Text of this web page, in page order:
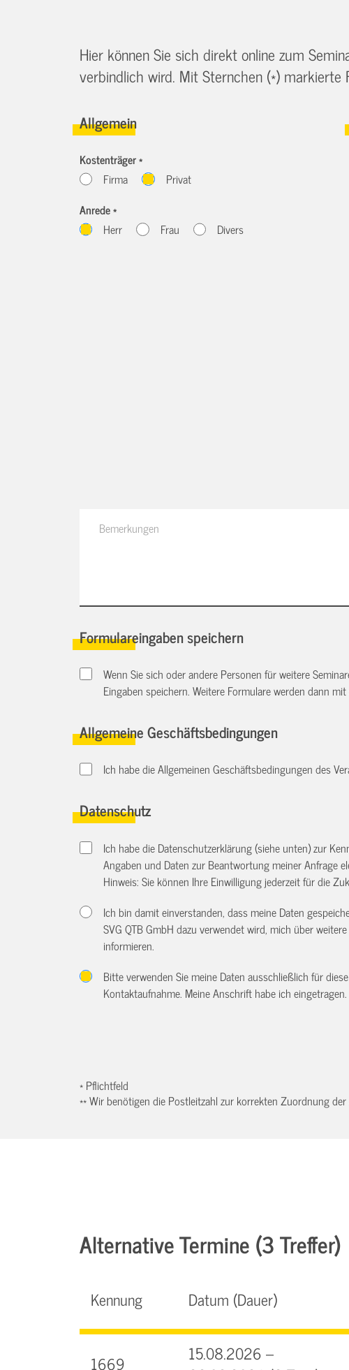
Hier können Sie sich direkt online zum
verbindlich wird. Mit Sternchen (*) markierte
Allgemein
Kostenträger *
Firma
Privat
Anrede *
Herr
Frau Divers
Formulareingaben speichern
Wenn Sie sich oder andere Personen für weitere
Eingaben speichern. Weitere Formulare werden dann
Allgemeine Geschäftsbedingungen
Ich habe die Allgemeinen Geschäftsbedingungen des
Datenschutz
Ich habe die Datenschutzerklärung (siehe unten) zur
Angaben und Daten zur Beantwortung meiner Anfrage
Hinweis: Sie können Ihre Einwilligung jederzeit für die
Ich bin damit einverstanden, dass meine Daten
SVG QTB GmbH dazu verwendet wird, mich über
informieren.
Bitte verwenden Sie meine Daten ausschließlich für
Kontaktaufnahme. Meine Anschrift habe ich eingetragen.
* Pflichtfeld
** Wir benötigen die Postleitzahl zur korrekten Zuordnung der
Alternative Termine (3 Treffer)
Kennung Datum (Dauer)
1669
15.08.2026 –